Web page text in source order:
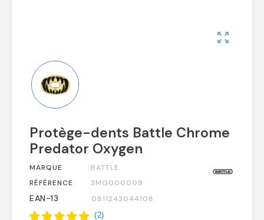
zoom_out_map
Protège-dents Battle Chrome
Predator Oxygen
MARQUE
BATTLE
RÉFÉRENCE
3MG000009
EAN-13 0811243044108
(2)